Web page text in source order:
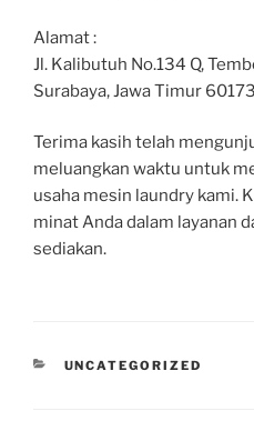
Alamat :
Jl. Kalibutuh No.134 Q,
Surabaya, Jawa Timur 60173
Terima kasih telah
meluangkan waktu untuk
usaha mesin laundry kami.
minat Anda dalam layanan
sediakan.
UNCATEGORIZED